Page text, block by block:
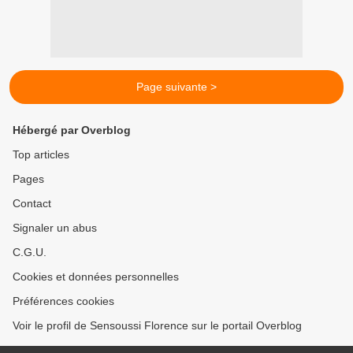
Page suivante >
Hébergé par Overblog
Top articles
Pages
Contact
Signaler un abus
C.G.U.
Cookies et données personnelles
Préférences cookies
Voir le profil de Sensoussi Florence sur le portail Overblog